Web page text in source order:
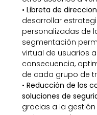
• Libreta de
desarrollar
personalizadas de
segmentación
virtual de usuarios
consecuencia,
de cada grupo de
• Reducción de los
soluciones de
gracias a la